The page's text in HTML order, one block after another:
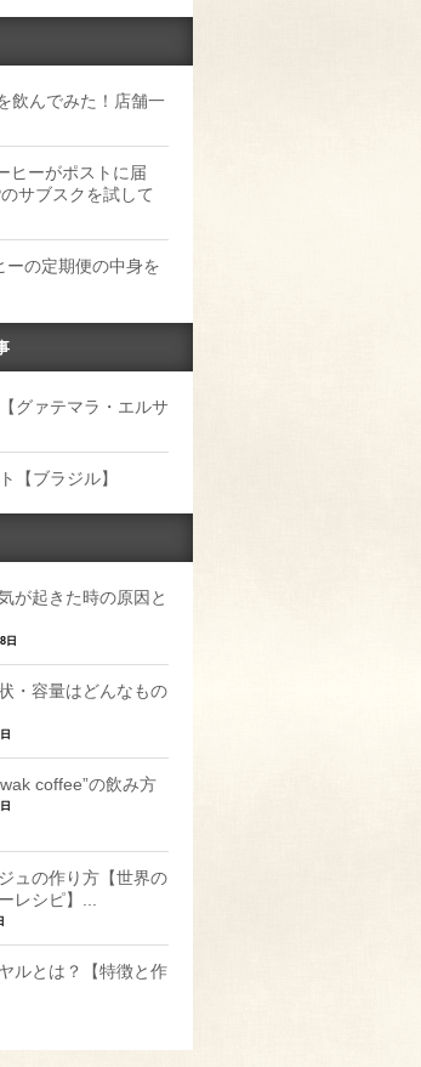
飲んでみた！店舗一
ヒーがポストに届
サブスクを試して
の定期便の中身を
グァテマラ・エルサ
【ブラジル】
が起きた時の原因と
日
・容量はどんなもの
coffee”の飲み方
ュの作り方【世界の
レシピ】...
ルとは？【特徴と作